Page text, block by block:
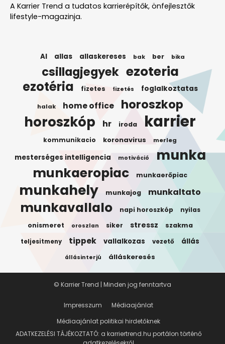
A Karrier Trend a tudatos karrierépítők, önfejlesztők
lifestyle-magazinja.
AI allas allaskereses bak ber bika
csillagjegyek ezoteria
ezotéria fizetes fizetés foglalkoztatas
halak home office horoszkop
horoszkóp hr iroda karrier
kommunikacio koronavirus merleg
mesterséges intelligencia motiváció munka
munkaeropiac munkaerőpiac
munkahely munkajog munkaltato
munkavallalo napi horoszkóp nyilas
onismeret oroszlan siker stressz szakma
teljesitmeny tippek vallalkozas vezető állás
állásinterjú álláskeresés
Impresszum
Médiaajánlat
Médiaajánlat politikai hirdetőknek
ADATKEZELÉSI TÁJÉKOZTATÓ: a karriertrend.hu portálon történő
© Karrier Trend | Minden jog fenntartva